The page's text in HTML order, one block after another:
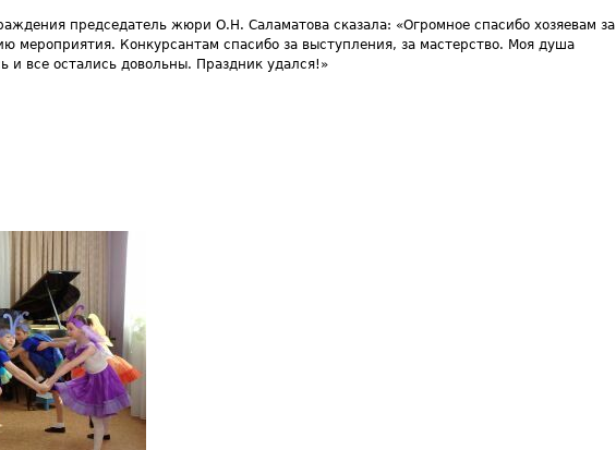
председатель жюри О.Н. Саламатова сказала: «Огромное спасибо хозяевам за
мероприятия. Конкурсантам спасибо за выступления, за мастерство. Моя душа
и все остались довольны. Праздник удался!»